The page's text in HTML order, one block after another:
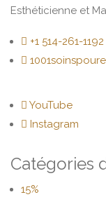
Esthéticienne et
+1 514-261-1192
YouTube
Instagram
Catégories
15%